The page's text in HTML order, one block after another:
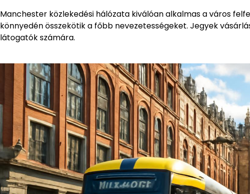
Manchester közlekedési hálózata kiválóan alkalmas a város
könnyedén összekötik a főbb nevezetességeket. Jegyek
látogatók számára.